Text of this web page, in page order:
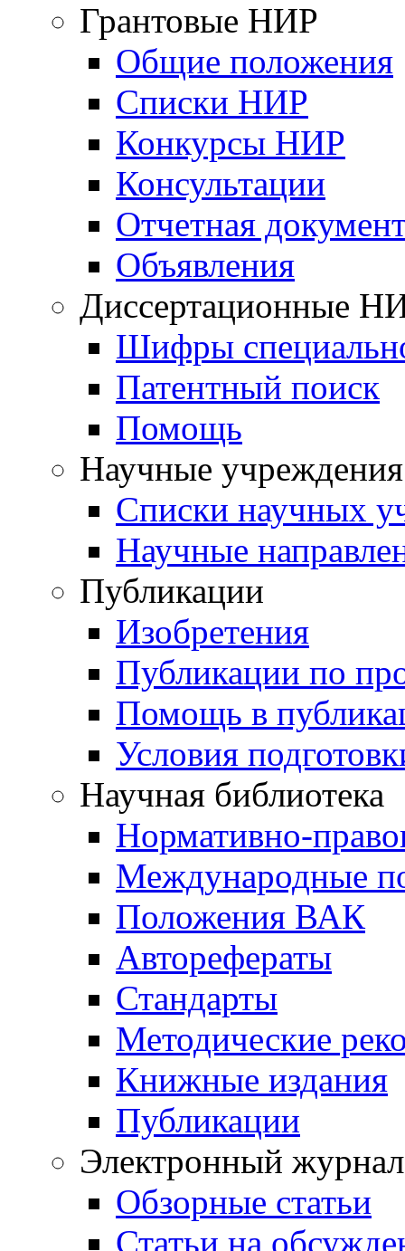
Грантовые НИР
Общие положения
Списки НИР
Конкурсы НИР
Консультации
Отчетная
Объявления
Диссертационные
Шифры
Патентный поиск
Помощь
Научные учреждения
Списки научных
Научные
Публикации
Изобретения
Публикации по
Помощь в
Условия
Научная библиотека
Нормативно-
Международные
Положения ВАК
Авторефераты
Стандарты
Методические
Книжные издания
Публикации
Электронный журнал
Обзорные статьи
Статьи на